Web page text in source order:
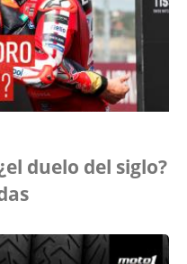
duelo del siglo?